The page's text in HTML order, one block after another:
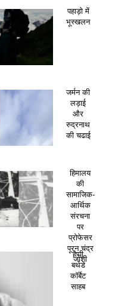
पहाड़ो में
भूस्खलन
जर्मन की
लड़ाई
और
रुद्रनाथ
की चढाई
हिमालय
की
सामाजिक-
आर्थिक
संरचना
पर
प्रोफेसर
पूरन चंद्र
जोशी
हैप्पी
बर्थडे
कॉर्बेट
साहब